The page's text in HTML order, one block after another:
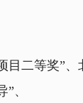
等奖”、
、